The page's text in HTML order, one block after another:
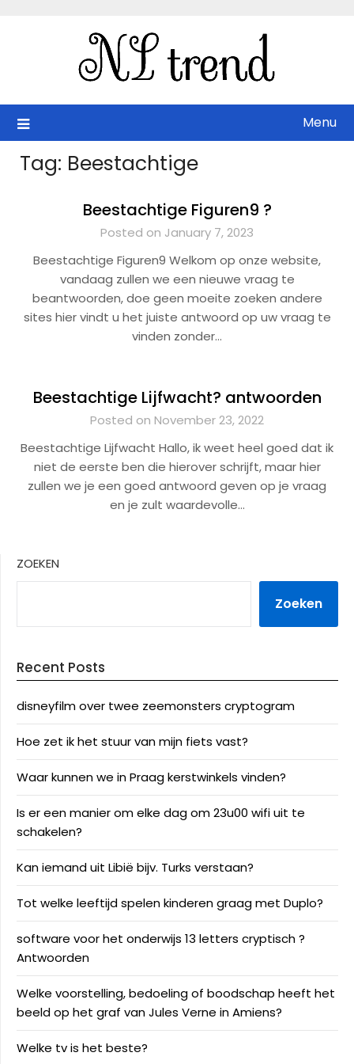
Menu
Tag: Beestachtige
Beestachtige Figuren9 ?
Posted on January 7, 2023
Beestachtige Figuren9 Welkom op onze website,
vandaag zullen we een nieuwe vraag te
beantwoorden, doe geen moeite zoeken andere
sites hier vindt u het juiste antwoord op uw vraag te
vinden zonder…
Beestachtige Lijfwacht? antwoorden
Posted on November 23, 2022
Beestachtige Lijfwacht Hallo, ik weet heel goed dat ik
niet de eerste ben die hierover schrijft, maar hier
zullen we je een goed antwoord geven op je vraag
en je zult waardevolle…
ZOEKEN
Zoeken
Recent Posts
disneyfilm over twee zeemonsters cryptogram
Hoe zet ik het stuur van mijn fiets vast?
Waar kunnen we in Praag kerstwinkels vinden?
Is er een manier om elke dag om 23u00 wifi uit te
schakelen?
Kan iemand uit Libië bijv. Turks verstaan?
Tot welke leeftijd spelen kinderen graag met Duplo?
software voor het onderwijs 13 letters cryptisch ?
Antwoorden
Welke voorstelling, bedoeling of boodschap heeft het
beeld op het graf van Jules Verne in Amiens?
Welke tv is het beste?